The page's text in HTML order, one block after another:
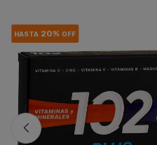
HASTA20% OFF